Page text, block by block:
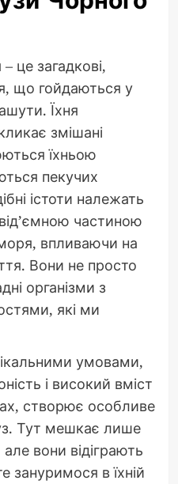
це загадкові,
що гойдаються у
Їхня
змішані
їхньою
пекучих
істоти належать
частиною
впливаючи на
Вони не просто
організми з
які ми
умовами,
і високий вміст
створює особливе
Тут мешкає лише
але вони відіграють
зануримося в їхній